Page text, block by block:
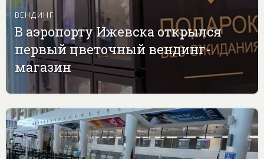
ВЕНДИНГ
В аэропорту Ижевска открылся
первый цветочный вендинг-
магазин